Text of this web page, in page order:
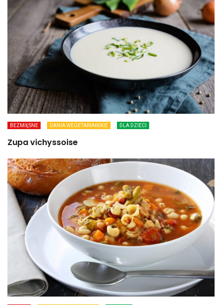
BEZMIĘSNE DANIA WEGETARIAŃSKIE DLA DZIECI
Zupa vichyssoise